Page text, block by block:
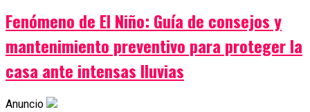
Fenómeno de El Niño: Guía de consejos y
mantenimiento preventivo para proteger la
casa ante intensas lluvias
Anuncio